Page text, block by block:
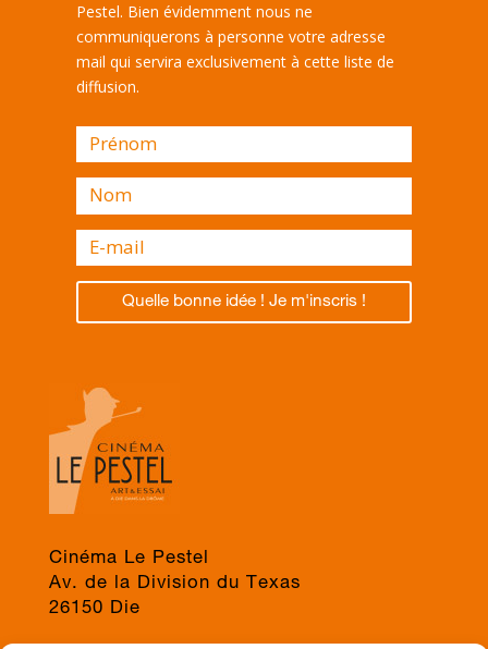
Pestel. Bien évidemment nous ne
communiquerons à personne votre adresse
mail qui servira exclusivement à cette liste de
diffusion.
Quelle bonne idée ! Je m'inscris !
Cinéma Le Pestel
Av. de la Division du Texas
26150 Die